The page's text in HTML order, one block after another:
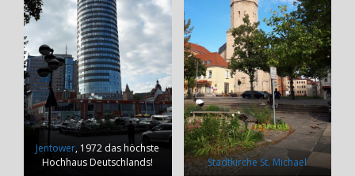
Jentower, 1972 das höchste
Hochhaus Deutschlands!
Stadtkirche St. Michael